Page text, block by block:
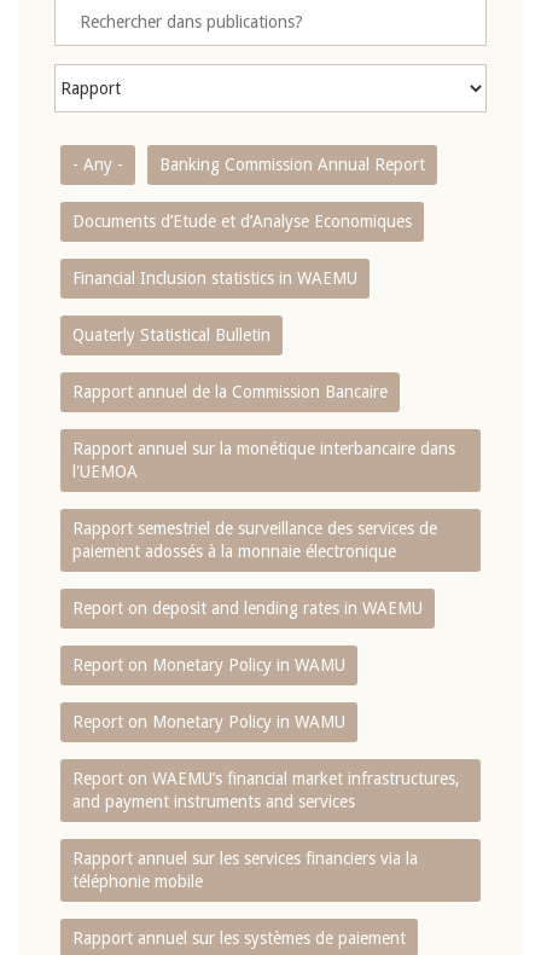
- Any - Banking Commission Annual Report
Documents d’Etude et d’Analyse Economiques
Financial Inclusion statistics in WAEMU
Quaterly Statistical Bulletin
Rapport annuel de la Commission Bancaire
Rapport annuel sur la monétique interbancaire dans
l'UEMOA
Rapport semestriel de surveillance des services de
paiement adossés à la monnaie électronique
Report on deposit and lending rates in WAEMU
Report on Monetary Policy in WAMU
Report on Monetary Policy in WAMU
Report on WAEMU’s financial market infrastructures,
and payment instruments and services
Rapport annuel sur les services financiers via la
téléphonie mobile
Rapport annuel sur les systèmes de paiement